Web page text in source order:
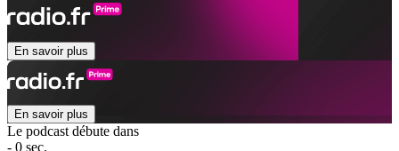
En savoir plus
En savoir plus
Le podcast débute dans
- 0 sec.